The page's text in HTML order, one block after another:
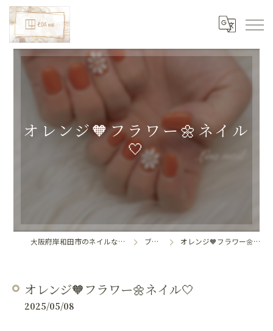
オレンジ🧡フラワー🌼ネイル
🤍
大阪府岸和田市のネイルならLoa nail ブログ オレンジ🧡フラワー🌼ネイル🤍
オレンジ🧡フラワー🌼ネイル🤍
2025/05/08